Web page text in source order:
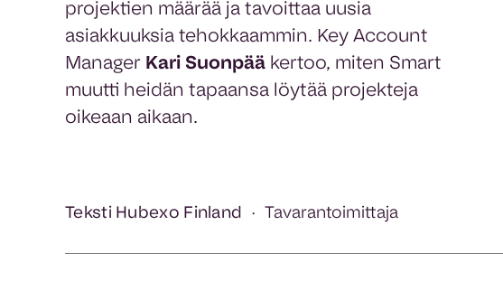
projektien määrää ja tavoittaa uusia
asiakkuuksia tehokkaammin. Key Account
Manager Kari Suonpää kertoo, miten Smart
muutti heidän tapaansa löytää projekteja
oikeaan aikaan.
Teksti Hubexo Finland Tavarantoimittaja